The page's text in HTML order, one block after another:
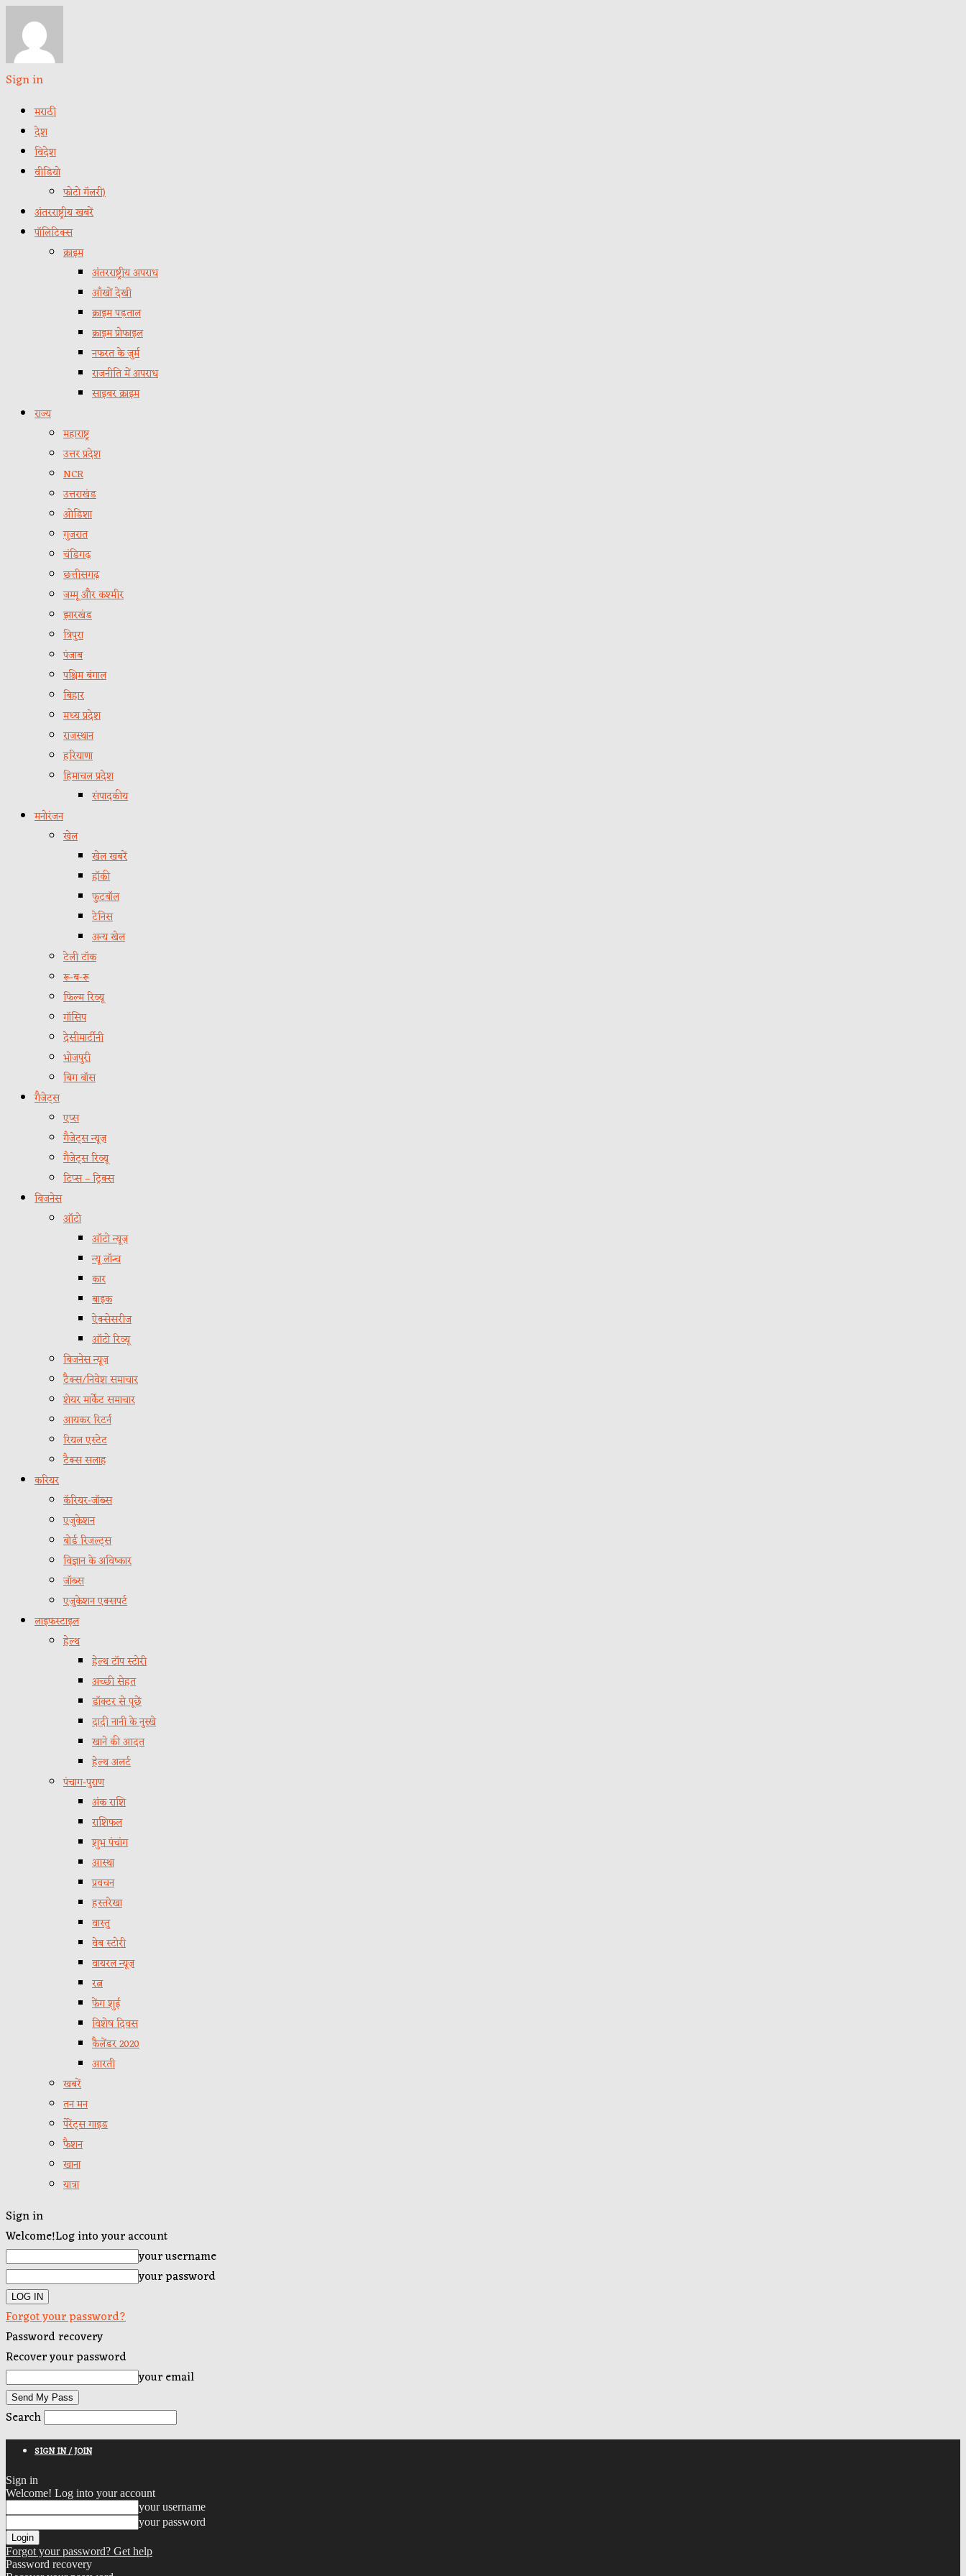
Sign in
मराठी
देश
विदेश
वीडियो
फोटो गॅलरी)
अंतरराष्ट्रीय खबरें
पॉलिटिक्स
क्राइम
अंतरराष्ट्रीय अपराध
आँखों देखी
क्राइम पड़ताल
क्राइम प्रोफाइल
नफरत के जुर्म
राजनीति में अपराध
साइबर क्राइम
राज्य
महाराष्ट्र
उत्तर प्रदेश
NCR
उत्तराखंड
ओडिशा
गुजरात
चंडिगढ़
छत्तीसगढ़
जम्मू और कश्मीर
झारखंड
त्रिपुरा
पंजाब
पश्चिम बंगाल
बिहार
मध्य प्रदेश
राजस्थान
हरियाणा
हिमाचल प्रदेश
संपादकीय
मनोरंजन
खेल
खेल खबरें
हॉकी
फुटबॉल
टेनिस
अन्य खेल
टेली टॉक
रू-ब-रू
फिल्म रिव्यू
गॉसिप
देसीमार्टीनी
भोजपुरी
बिग बॉस
गैजेट्स
एप्स
गैजेट्स न्यूज़
गैजेट्स रिव्यू
टिप्स – ट्रिक्स
बिजनेस
ऑटो
ऑटो न्यूज़
न्यू लॉन्च
कार
बाइक
ऐक्सेसरीज
ऑटो रिव्यू
बिजनेस न्यूज़
टैक्स/निवेश समाचार
शेयर मार्केट समाचार
आयकर रिटर्न
रियल एस्टेट
टैक्स सलाह
करियर
कॅरियर-जॉब्स
एजुकेशन
बोर्ड रिजल्ट्स
विज्ञान के अविष्कार
जॉब्स
एजुकेशन एक्सपर्ट
लाइफस्टाइल
हेल्थ
हेल्थ टॉप स्टोरी
अच्छी सेहत
डॉक्टर से पूछें
दादी नानी के नुस्खे
खाने की आदत
हेल्थ अलर्ट
पंचाग-पुराण
अंक राशि
राशिफल
शुभ पंचांग
आस्था
प्रवचन
हस्तरेखा
वास्तु
वेब स्टोरी
वायरल न्यूज़
रत्न
फेंग शुई
विशेष दिवस
कैलेंडर 2020
आरती
खबरें
तन मन
पेरेंट्स गाइड
फैशन
खाना
यात्रा
Sign in
Welcome!Log into your account
your username
your password
Forgot your password?
Password recovery
Recover your password
your email
Search
SIGN IN / JOIN
Sign in
Welcome! Log into your account
your username
your password
Forgot your password? Get help
Password recovery